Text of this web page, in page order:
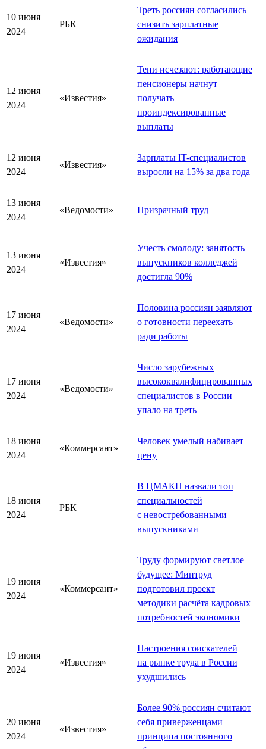
10 июня
2024
РБК
Треть россиян согласились
снизить зарплатные
ожидания
12 июня
2024
«Известия»
Тени исчезают: работающие
пенсионеры начнут
получать
проиндексированные
выплаты
12 июня
2024
«Известия»
Зарплаты IT-специалистов
выросли на 15% за два года
13 июня
2024
«Ведомости» Призрачный труд
13 июня
2024
«Известия»
Учесть смолоду: занятость
выпускников колледжей
достигла 90%
17 июня
2024
«Ведомости»
Половина россиян заявляют
о готовности переехать
ради работы
17 июня
2024
«Ведомости»
Число зарубежных
высококвалифицированных
специалистов в России
упало на треть
18 июня
2024
«Коммерсант»
Человек умелый набивает
цену
18 июня
2024
РБК
В ЦМАКП назвали топ
специальностей
с невостребованными
выпускниками
19 июня
2024
«Коммерсант»
Труду формируют светлое
будущее: Минтруд
подготовил проект
методики расчёта кадровых
потребностей экономики
19 июня
2024
«Известия»
Настроения соискателей
на рынке труда в России
ухудшились
20 июня
2024
«Известия»
Более 90% россиян считают
себя приверженцами
принципа постоянного